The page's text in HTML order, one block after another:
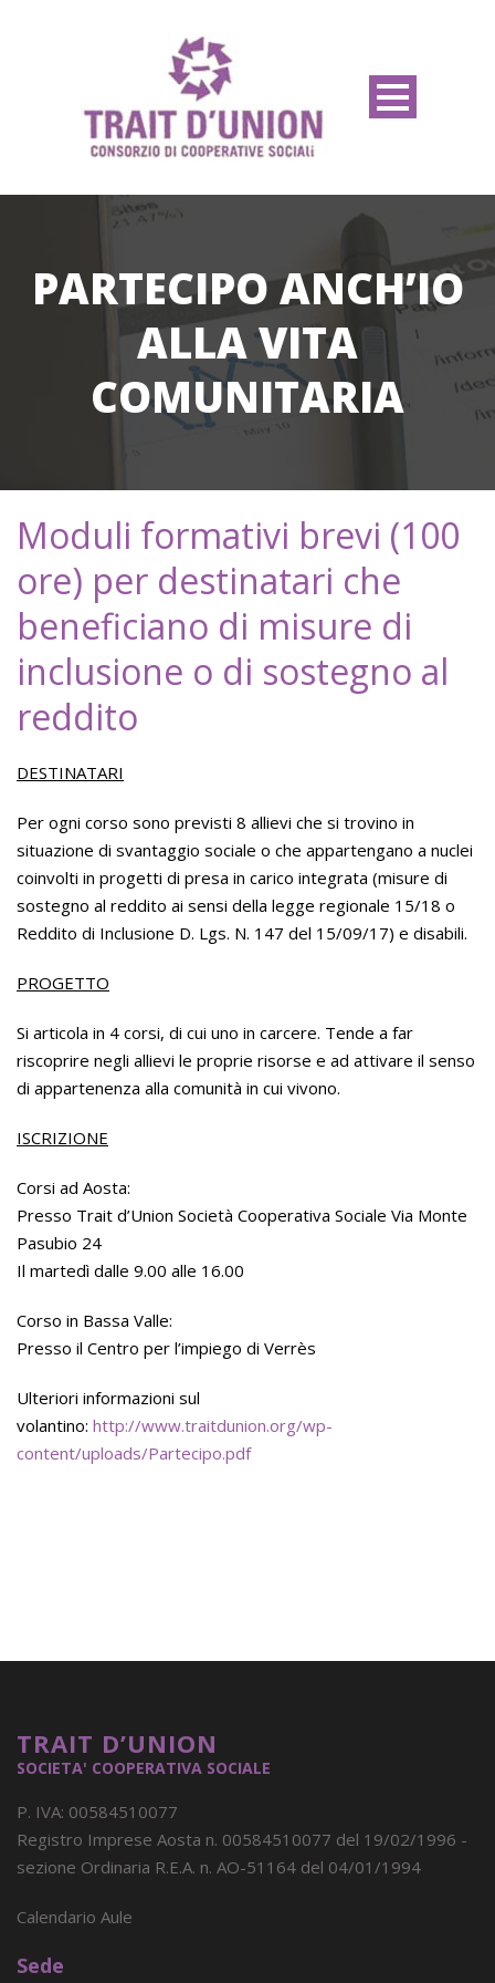
PARTECIPO ANCH’IO
ALLA VITA
COMUNITARIA
Moduli formativi brevi (100
ore) per destinatari che
beneficiano di misure di
inclusione o di sostegno al
reddito
DESTINATARI
Per ogni corso sono previsti 8 allievi che si trovino in
situazione di svantaggio sociale o che appartengano a nuclei
coinvolti in progetti di presa in carico integrata (misure di
sostegno al reddito ai sensi della legge regionale 15/18 o
Reddito di Inclusione D. Lgs. N. 147 del 15/09/17) e disabili.
PROGETTO
Si articola in 4 corsi, di cui uno in carcere. Tende a far
riscoprire negli allievi le proprie risorse e ad attivare il senso
di appartenenza alla comunità in cui vivono.
ISCRIZIONE
Corsi ad Aosta:
Presso Trait d’Union Società Cooperativa Sociale Via Monte
Pasubio 24
Il martedì dalle 9.00 alle 16.00
Corso in Bassa Valle:
Presso il Centro per l’impiego di Verrès
Ulteriori informazioni sul
volantino: http://www.traitdunion.org/wp-
content/uploads/Partecipo.pdf
TRAIT D’UNION
SOCIETA' COOPERATIVA SOCIALE
P. IVA: 00584510077
Registro Imprese Aosta n. 00584510077 del 19/02/1996 -
sezione Ordinaria R.E.A. n. AO-51164 del 04/01/1994
Calendario Aule
Sede